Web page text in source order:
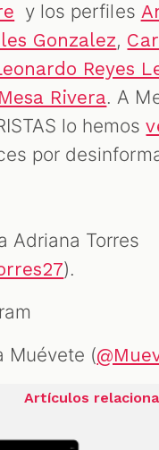
y los perfiles
Gonzalez,
Reyes
Rivera. A
lo hemos
por
Adriana Torres
).
Muévete (
Artículos